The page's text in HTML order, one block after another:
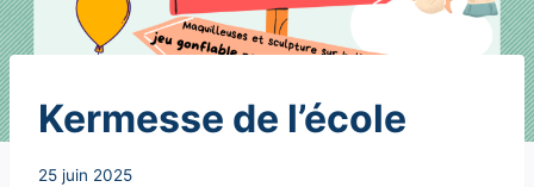
NON
CLASSÉ
Kermesse de l’école
Par
25 juin 2025